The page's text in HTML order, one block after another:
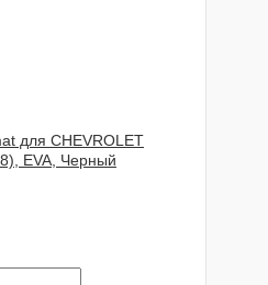
для CHEVROLET
EVA, Черный